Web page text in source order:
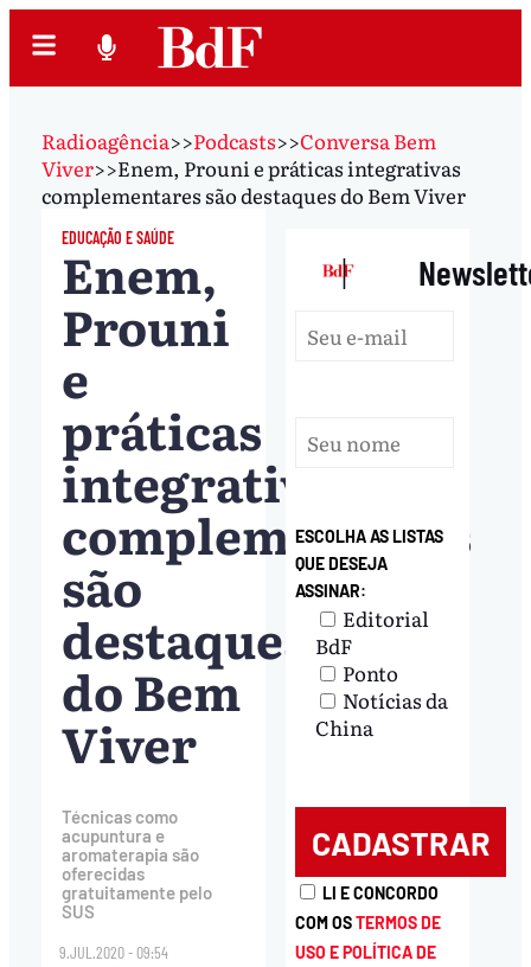
Radioagência>>Podcasts>>Conversa Bem
Viver>>Enem, Prouni e práticas integrativas
complementares são destaques do Bem Viver
EDUCAÇÃO E SAÚDE
Enem,
Prouni
e
práticas
integrativas
complementares
são
destaques
do Bem
Viver
Técnicas como
acupuntura e
aromaterapia são
oferecidas
gratuitamente pelo
SUS
9.JUL.2020 - 09:54
|
ESCOLHA AS LISTAS
QUE DESEJA
ASSINAR:
Editorial
BdF
Ponto
Notícias da
China
LI E CONCORDO
COM OSTERMOS DE
USO E POLÍTICA DE